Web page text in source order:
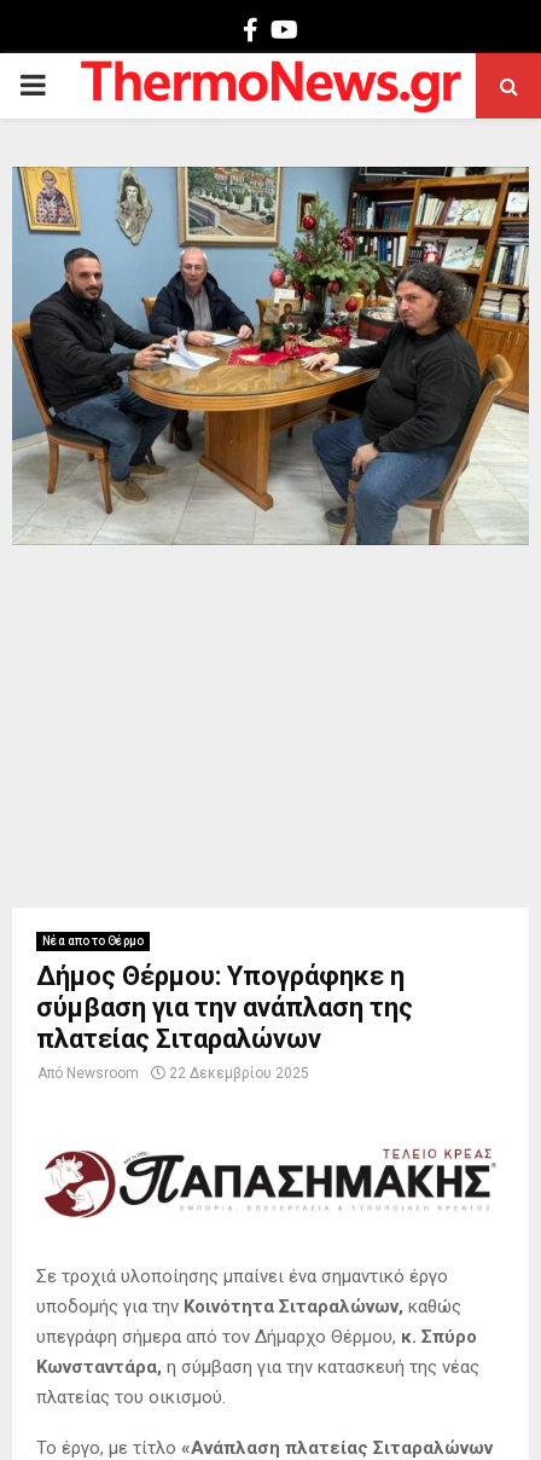
Facebook
PRIMARY
Νέα απο το Θέρμο
Δήμος Θέρμου: Υπογράφηκε η
σύμβαση για την ανάπλαση της
πλατείας Σιταραλώνων
Από Newsroom 22 Δεκεμβρίου 2025
Σε τροχιά υλοποίησης μπαίνει ένα σημαντικό έργο
υποδομής για την Κοινότητα Σιταραλώνων, καθώς
υπεγράφη σήμερα από τον Δήμαρχο Θέρμου, κ. Σπύρο
Κωνσταντάρα, η σύμβαση για την κατασκευή της νέας
πλατείας του οικισμού.
Το έργο, με τίτλο «Ανάπλαση πλατείας Σιταραλώνων